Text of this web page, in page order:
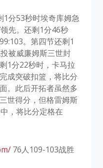
1分53秒时埃奇库姆急
先。还剩1分46秒
。第四节还剩1
被威廉姆斯三世封
1分22秒时，卡马拉
成突破扣篮，将比分
。此后开拓者虽然多
世得分，但格雷姆斯
，将比分定格在
76人109-103战胜